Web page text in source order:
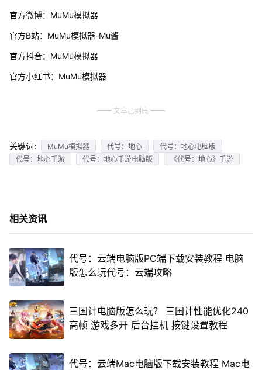
官方微博：MuMu模拟器
官方B站：MuMu模拟器-Mu酱
官方抖音：MuMu模拟器
官方小红书：MuMu模拟器
文章已到底
关键词: MuMu模拟器 代号：地心
代号：地心电脑版
代号：地心手游
代号：地心手游电脑版 《代号：地心》手游
相关资讯
代号：云端电脑版PC端下载安装教程 电脑
版怎么玩代号：云端攻略
三国计电脑版怎么玩？ 三国计性能优化240
高帧 游戏多开 后台挂机 按键设置教程
代号：云端Mac电脑版下载安装教程 Mac电